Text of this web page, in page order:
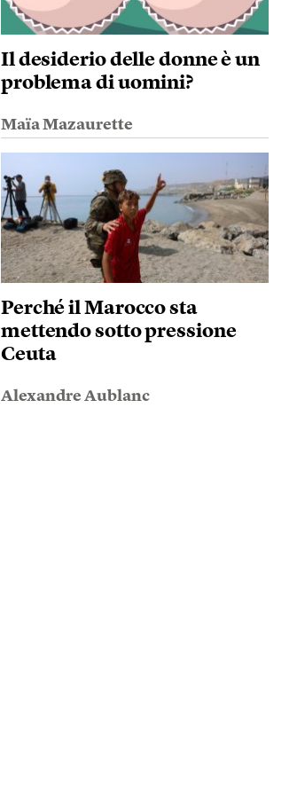
Il desiderio delle donne è un
problema di uomini?
Maïa Mazaurette
Perché il Marocco sta
mettendo sotto pressione
Ceuta
Alexandre Aublanc